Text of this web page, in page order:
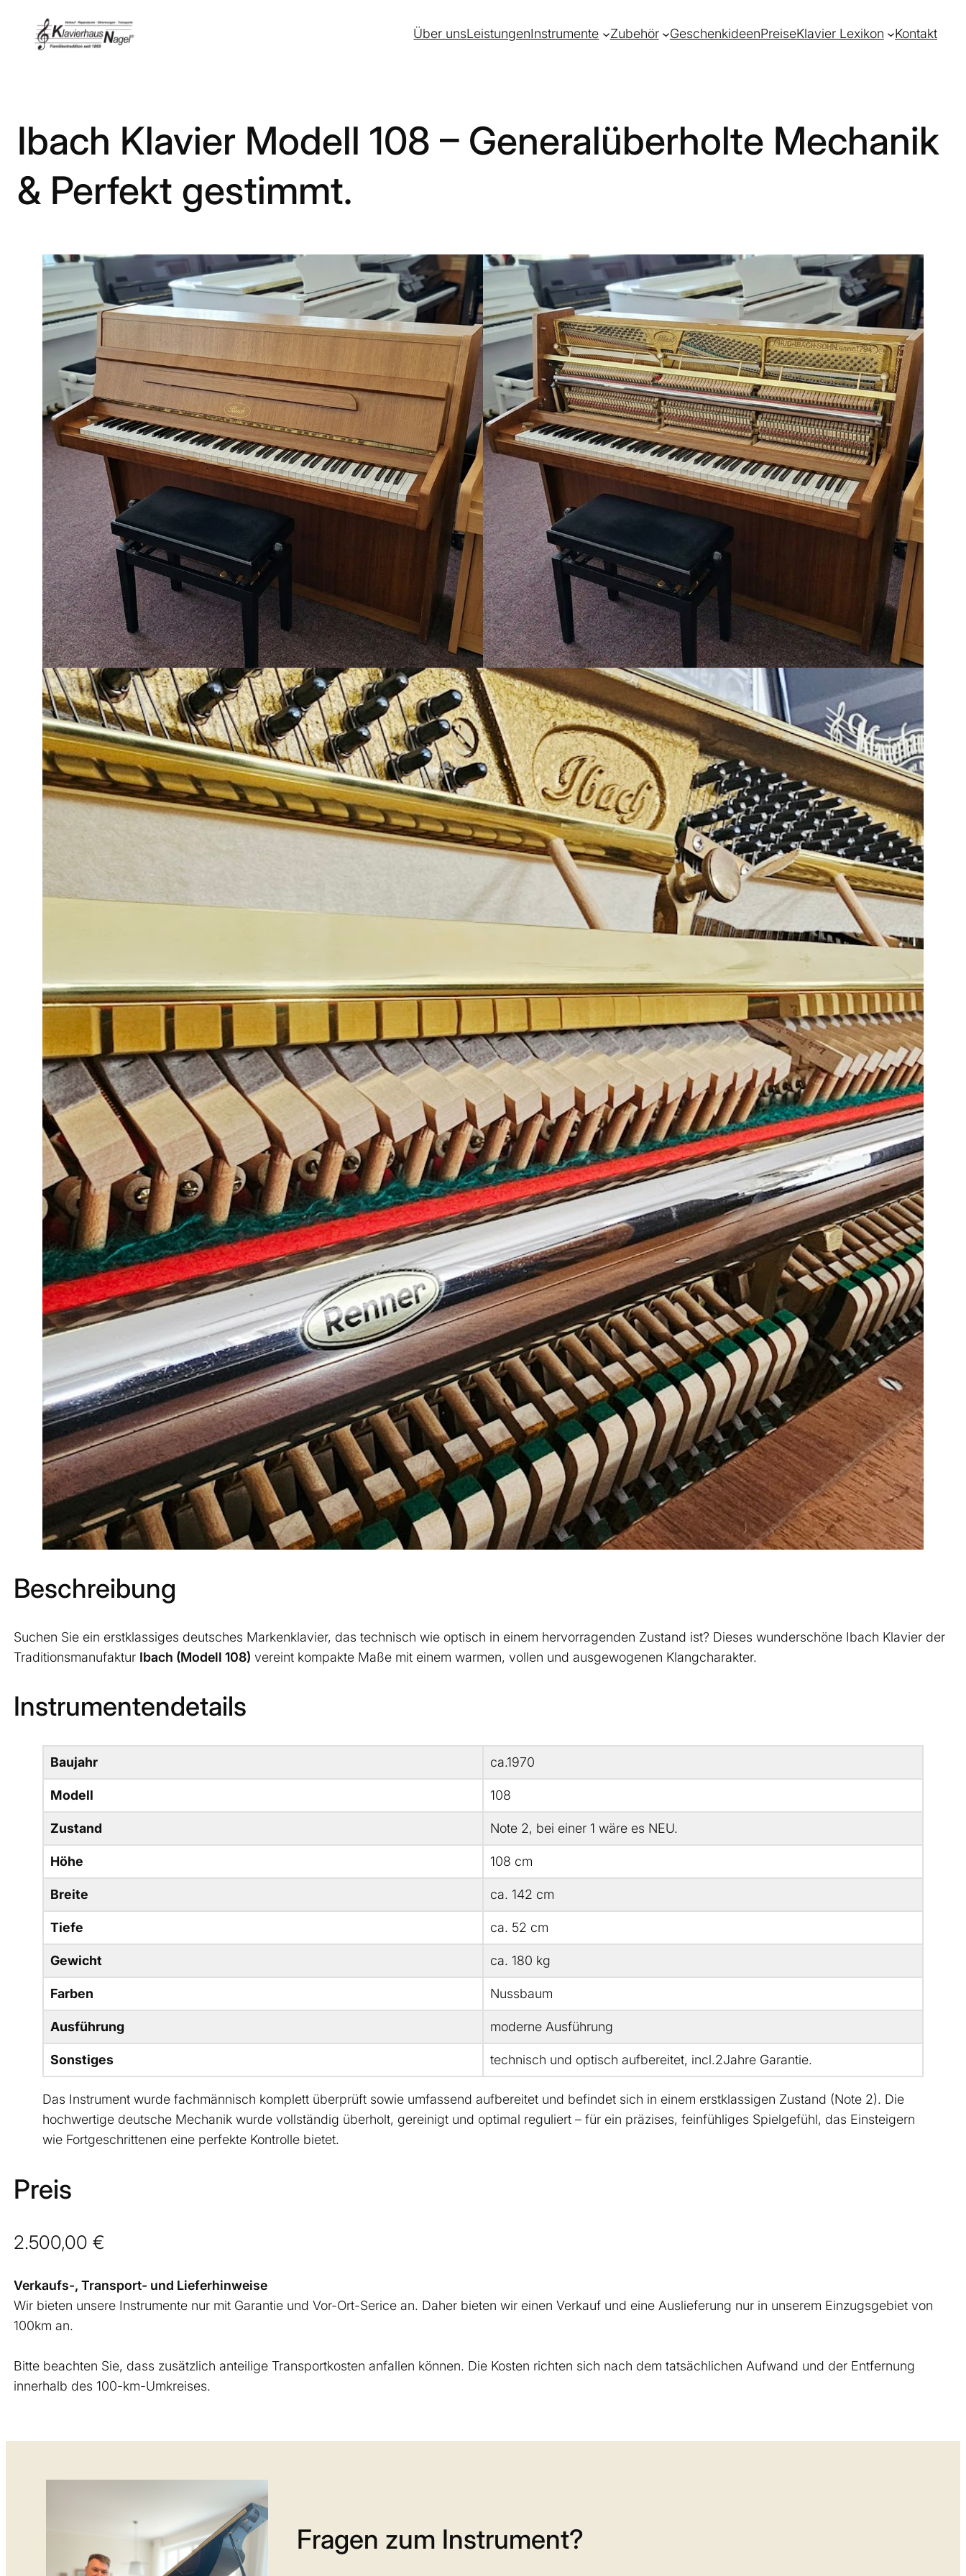
Inhalt
springen
Über unsLeistungenInstrumente Zubehör GeschenkideenPreiseKlavier Lexikon Kontakt
Ibach Klavier Modell 108 – Generalüberholte Mechanik
& Perfekt gestimmt.
Beschreibung
Suchen Sie ein erstklassiges deutsches Markenklavier, das technisch wie optisch in einem hervorragenden Zustand ist? Dieses wunderschöne Ibach Klavier der
Traditionsmanufaktur Ibach (Modell 108) vereint kompakte Maße mit einem warmen, vollen und ausgewogenen Klangcharakter.
Instrumentendetails
Baujahr ca.1970
Modell 108
Zustand Note 2, bei einer 1 wäre es NEU.
Höhe 108 cm
Breite ca. 142 cm
Tiefe ca. 52 cm
Gewicht ca. 180 kg
Farben Nussbaum
Ausführung moderne Ausführung
Sonstiges technisch und optisch aufbereitet, incl.2Jahre Garantie.
Das Instrument wurde fachmännisch komplett überprüft sowie umfassend aufbereitet und befindet sich in einem erstklassigen Zustand (Note 2). Die
hochwertige deutsche Mechanik wurde vollständig überholt, gereinigt und optimal reguliert – für ein präzises, feinfühliges Spielgefühl, das Einsteigern
wie Fortgeschrittenen eine perfekte Kontrolle bietet.
Preis
2.500,00 €
Verkaufs-, Transport- und Lieferhinweise
Wir bieten unsere Instrumente nur mit Garantie und Vor-Ort-Serice an. Daher bieten wir einen Verkauf und eine Auslieferung nur in unserem Einzugsgebiet von
100km an.
Bitte beachten Sie, dass zusätzlich anteilige Transportkosten anfallen können. Die Kosten richten sich nach dem tatsächlichen Aufwand und der Entfernung
innerhalb des 100-km-Umkreises.
Fragen zum Instrument?